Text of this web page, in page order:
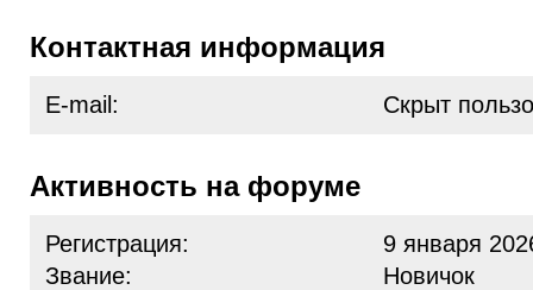
Контактная информация
E-mail: Скрыт
Активность на форуме
Регистрация:
9 января
Звание:
Новичок